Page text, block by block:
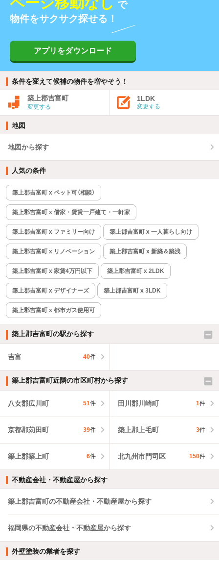
で
物件をサクサク探せる！
アプリをダウンロード
条件を変えて候補の物件を増やそう！
築上郡吉富町
変更する
1LDK
変更する
地図
地図から探す
人気の条件
築上郡吉富町 x ペット可（相談）
築上郡吉富町 x 借家・賃貸一戸建て・一軒家
築上郡吉富町 x ファミリー向け 築上郡吉富町 x 一人暮らし向け
築上郡吉富町 x リノベーション 築上郡吉富町 x 新築＆築浅
築上郡吉富町 x 家賃4万円以下 築上郡吉富町 x 2LDK
築上郡吉富町 x デザイナーズ 築上郡吉富町 x 3LDK
築上郡吉富町 x 都市ガス使用可
築上郡吉富町の駅から探す
吉富 40件
築上郡吉富町近隣の市区町村から探す
八女郡広川町 51件 田川郡川崎町 1件
京都郡苅田町 39件 築上郡上毛町 3件
築上郡築上町 6件 北九州市門司区 150件
不動産会社・不動産屋から探す
築上郡吉富町の不動産会社・不動産屋から探す
福岡県の不動産会社・不動産屋から探す
外壁塗装の業者を探す